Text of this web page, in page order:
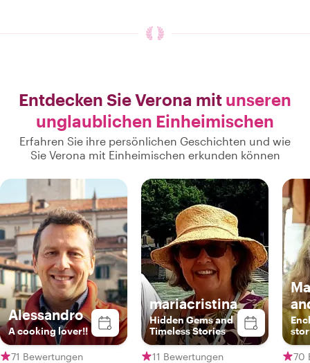
Entdecken Sie Verona mit unseren
unglaublichen Einheimischen
Erfahren Sie ihre persönlichen Geschichten und wie
Sie Verona mit Einheimischen erkunden können
Alessandro
A cooking lover!!
71 Bewertungen
mariacristina
Hidden Gems and
Timeless Stories
11 Bewertungen 70